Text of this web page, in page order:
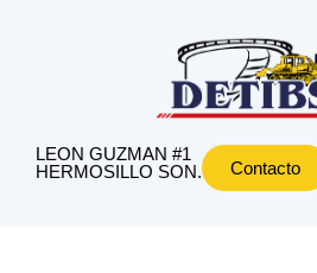
LEON GUZMAN #1
HERMOSILLO SON.
Contacto